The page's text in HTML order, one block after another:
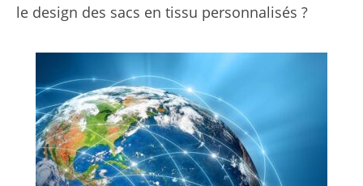
le design des sacs en tissu personnalisés ?